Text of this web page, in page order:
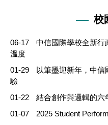
校
06-17
中信國際學校全新行
溫度
01-29
以筆墨迎新年，中
驗
01-22
結合創作與邏輯的六
01-07
2025 Student